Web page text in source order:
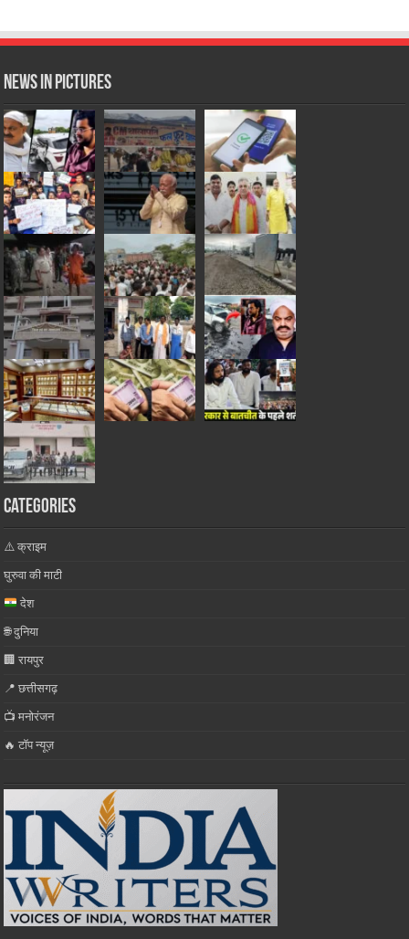
News in Pictures
Categories
⚠️ क्राइम
घुरुवा की माटी
देश
🌐 दुनिया
🏢 रायपुर
📍 छत्तीसगढ़
📺 मनोरंजन
🔥 टॉप न्यूज़